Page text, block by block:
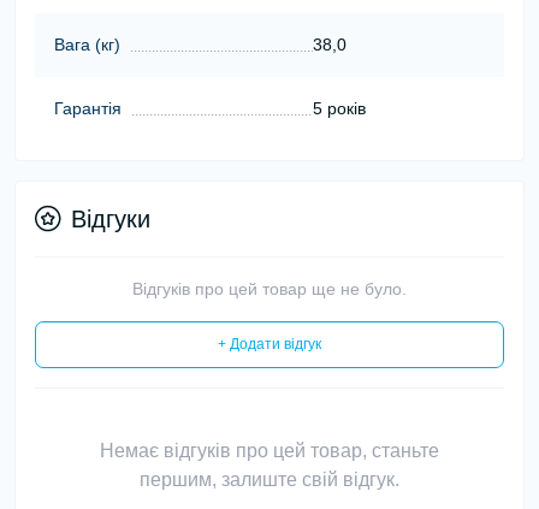
Вага (кг) 38,0
Гарантія 5 років
Відгуки
Відгуків про цей товар ще не було.
+ Додати відгук
Немає відгуків про цей товар, станьте
першим, залиште свій відгук.